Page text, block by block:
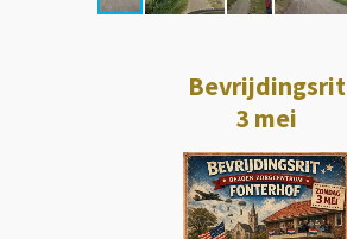
Bevrijdingsrit
3 mei